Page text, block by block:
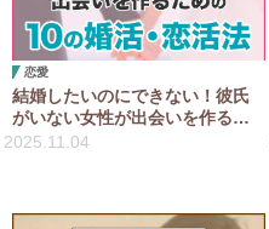
恋愛
結婚したいのにできない！彼氏
がいない女性が出会いを作るた
めの10の婚活・恋活法
2025.11.04